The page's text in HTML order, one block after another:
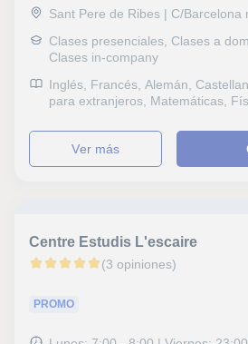
Macroeconomía, Orientación
Sant Pere de Ribes | C/Barcelona
Clases presenciales, Clases a
Clases in-company
Inglés, Francés, Alemán,
para extranjeros, Matemáticas,
Estadística, Sociales, Historia,
Castellana y Literatura, Latín y
y literatura, Teología, Tecnología,
Ciclos Formativos, Geografía,
Problemas de aprendizaje, TDAH
ver más
Centre Estudis L'escaire
(3 opiniones)
PROMO